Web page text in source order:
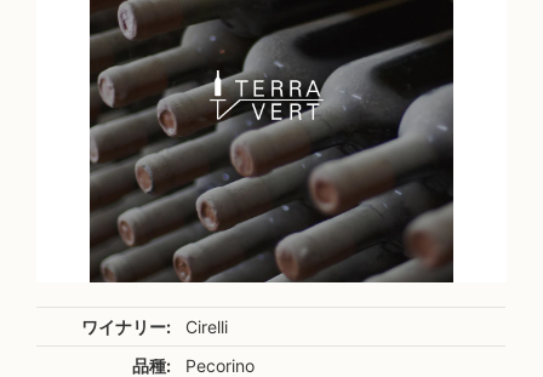
ワイナリー:
Cirelli
品種:
Pecorino